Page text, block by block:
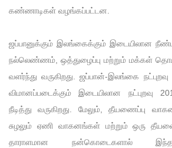
கண்ணாடிகள் வழங்கப்பட்டன.
ஜப்பானுக்கும் இலங்கைக்கும் இடையிலான
நல்லெண்ணம், ஒத்துழைப்பு மற்றும் மக்கள்
வளர்ந்து வருகிறது. ஜப்பான்-இலங்கை
விமானப்படைக்கும் இடையிலான நட்புறவு
நீடித்து வருகிறது. மேலும், தீயணைப்பு
சுழலும் ஏணி வாகனங்கள் மற்றும் ஒரு
தாராளமான நன்கொடைகளால்